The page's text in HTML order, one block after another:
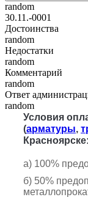
random
30.11.-0001
Достоинства
random
Недостатки
random
Комментарий
random
Ответ
random
Условия
(арматуры,
Красноярске:
а) 100%
б) 50%